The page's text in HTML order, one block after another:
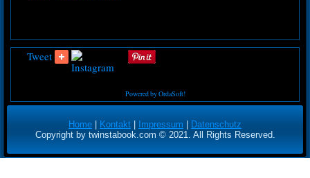
Tweet
Powered by OrdaSoft!
Home Kontakt Impressum
Datenschutz
Copyright by twinstabook.com © 2021. All Rights Reserved.